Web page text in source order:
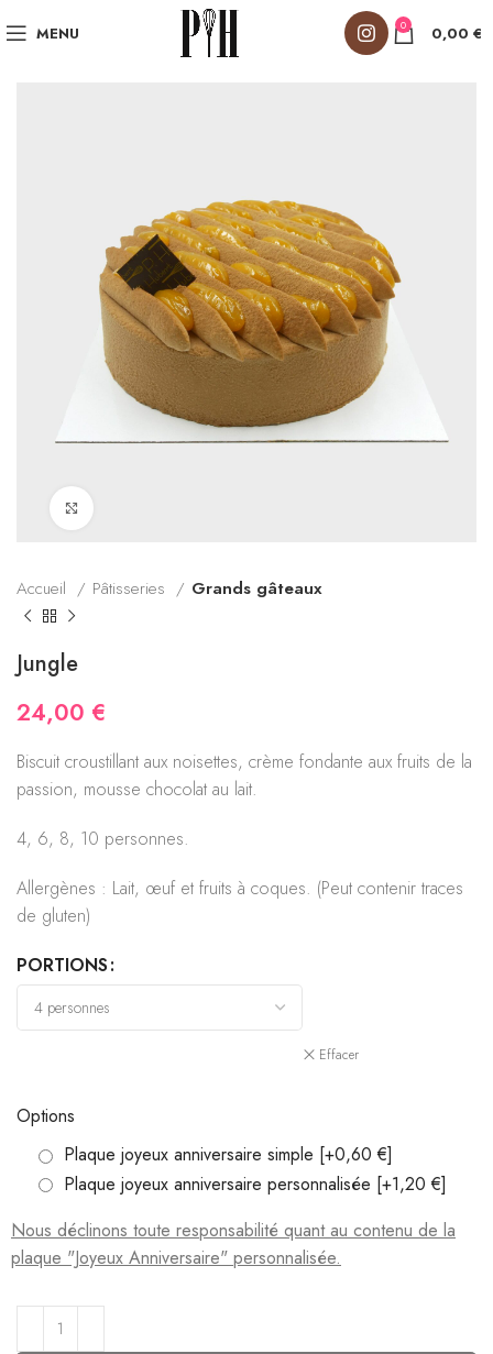
MENU 0 0,00 €
Accueil Pâtisseries Grands gâteaux
Jungle
24,00 €
Biscuit croustillant aux noisettes, crème fondante aux fruits de la
passion, mousse chocolat au lait.
4, 6, 8, 10 personnes.
Allergènes : Lait, œuf et fruits à coques. (Peut contenir traces
de gluten)
PORTIONS
Effacer
Options
Plaque joyeux anniversaire simple [+0,60 €]
Plaque joyeux anniversaire personnalisée [+1,20 €]